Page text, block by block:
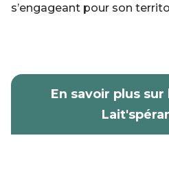
s’engageant pour son
En savoir plus sur